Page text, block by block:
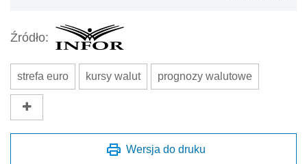
Źródło:
strefa euro kursy walut prognozy walutowe
Wersja do druku